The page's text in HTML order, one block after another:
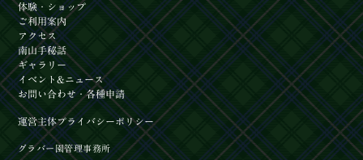
体験・ショップ
ご利用案内
アクセス
南山手秘話
ギャラリー
イベント &ニュース
お問い合わせ・各種申請
運営主体プライバシーポリシー
グラバー園管理事務所